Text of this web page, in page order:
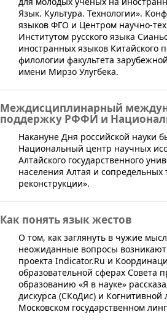
Язык. Культура. Технологии».
языков ФГО и Центром научно-
Институтом русского языка
иностранных языков Китайского
филологии факультета
имени Мирзо Улугбека.
Междисциплинарный
поддержку РФФИ и
​Накануне Дня российской науки
Национальный центр научных
Алтайского государственного
населения Алтая и
реконструкции».
Как понять язык жестов
​О том, как заглянуть в чужие
неожиданные вопросы
проекта Indicator.Ru и
образовательной сферах Совета
образованию «Я в науке»
дискурса (СКоДис) и
Московском государственном